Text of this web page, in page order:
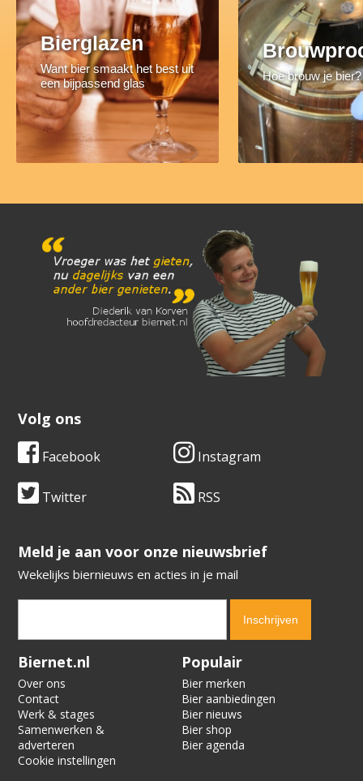
Bierglazen
Want bier smaakt het best uit
een bijpassend glas
Hoe brouw je bier?
Volg ons
Facebook Instagram
Twitter RSS
​​​​​​​Meld je aan voor onze nieuwsbrief
Wekelijks biernieuws en acties in je mail
Verification code:
Biernet.nl
Over ons
Contact
Werk & stages
Samenwerken &
adverteren
Cookie instellingen
Populair
Bier merken
Bier aanbiedingen
Bier nieuws
Bier shop
Bier agenda